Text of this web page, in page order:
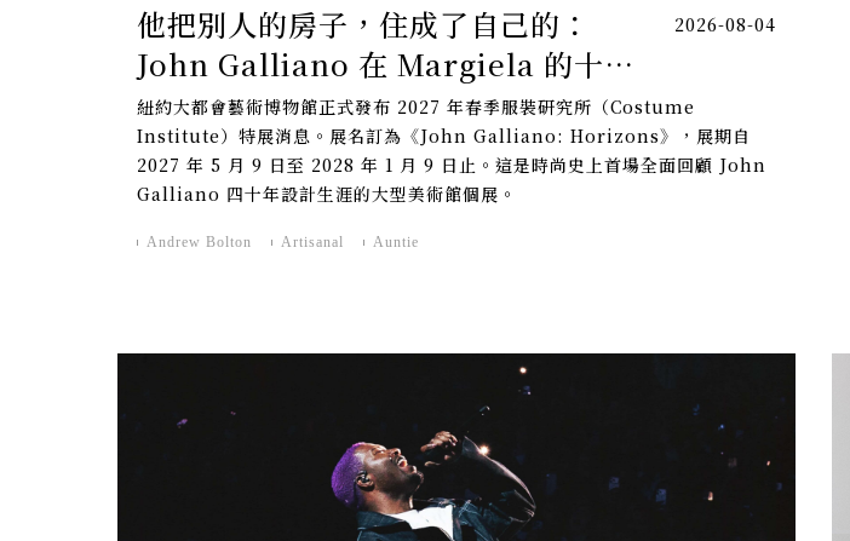
他把別人的房子，住成了自己的：
John Galliano 在 Margiela 的十
年，與 The Met 的加冕
2026-08-04
紐約大都會藝術博物館正式發布 2027 年春季服裝研究所（Costume
Institute）特展消息。展名訂為《John Galliano: Horizons》，展期自
2027 年 5 月 9 日至 2028 年 1 月 9 日止。這是時尚史上首場全面回顧 John
Galliano 四十年設計生涯的大型美術館個展。
Andrew Bolton Artisanal Auntie